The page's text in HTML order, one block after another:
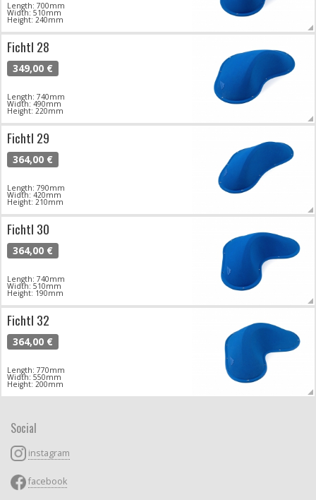
Length: 700mm
Width: 510mm
Height: 240mm
Fichtl 28
349,00 €
Length: 740mm
Width: 490mm
Height: 220mm
Fichtl 29
364,00 €
Length: 790mm
Width: 420mm
Height: 210mm
Fichtl 30
364,00 €
Length: 740mm
Width: 510mm
Height: 190mm
Fichtl 32
364,00 €
Length: 770mm
Width: 550mm
Height: 200mm
Social
instagram
facebook